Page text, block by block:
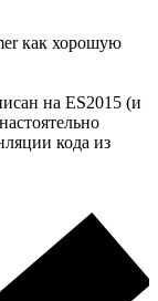
как хорошую
на ES2015 (и
кода из